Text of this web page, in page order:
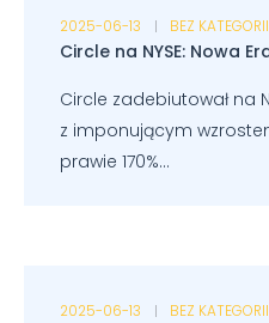
2025-06-13 BEZ KATEGORII
Circle na NYSE: Nowa
Circle zadebiutował na
z imponującym
prawie 170%...
2025-06-13 BEZ KATEGORII